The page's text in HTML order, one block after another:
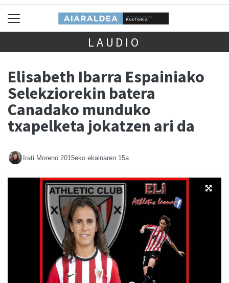
LAUDIO
Elisabeth Ibarra Espainiako
Selekziorekin batera
Canadako munduko
txapelketa jokatzen ari da
Irati Moreno 2015eko ekainaren 15a